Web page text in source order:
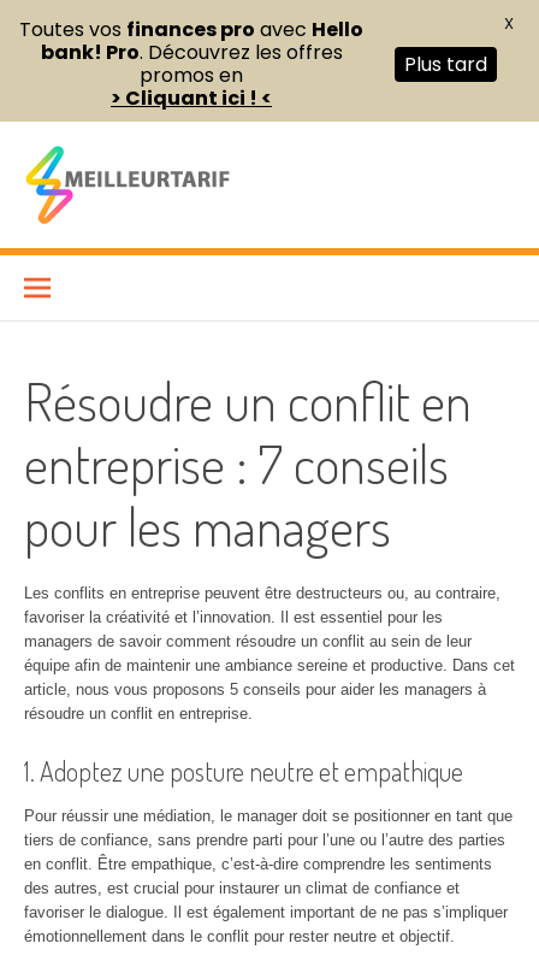
contenu
Meilleur Tarif
Résoudre un conflit en
entreprise : 7 conseils
pour les managers
Les conflits en entreprise peuvent être destructeurs ou, au contraire,
favoriser la créativité et l’innovation. Il est essentiel pour les
managers de savoir comment résoudre un conflit au sein de leur
équipe afin de maintenir une ambiance sereine et productive. Dans cet
article, nous vous proposons 5 conseils pour aider les managers à
résoudre un conflit en entreprise.
1. Adoptez une posture neutre et empathique
Pour réussir une médiation, le manager doit se positionner en tant que
tiers de confiance, sans prendre parti pour l’une ou l’autre des parties
en conflit. Être empathique, c’est-à-dire comprendre les sentiments
des autres, est crucial pour instaurer un climat de confiance et
favoriser le dialogue. Il est également important de ne pas s’impliquer
émotionnellement dans le conflit pour rester neutre et objectif.
Toutes vos finances pro avec Hello
bank! Pro. Découvrez les offres
promos en
> Cliquant ici ! <
Plus tard
X